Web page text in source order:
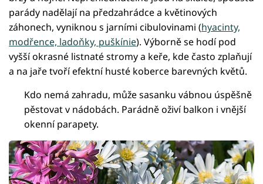
parády nadělají na předzahrádce a květinových
záhonech, vyniknou s jarními cibulovinami (hyacinty,
modřence, ladoňky, puškínie). Výborně se hodí pod
vyšší okrasné listnaté stromy a keře, kde často zplaňují
a na jaře tvoří efektní husté koberce barevných květů.
Kdo nemá zahradu, může sasanku vábnou úspěšně
pěstovat v nádobách. Parádně oživí balkon i vnější
okenní parapety.